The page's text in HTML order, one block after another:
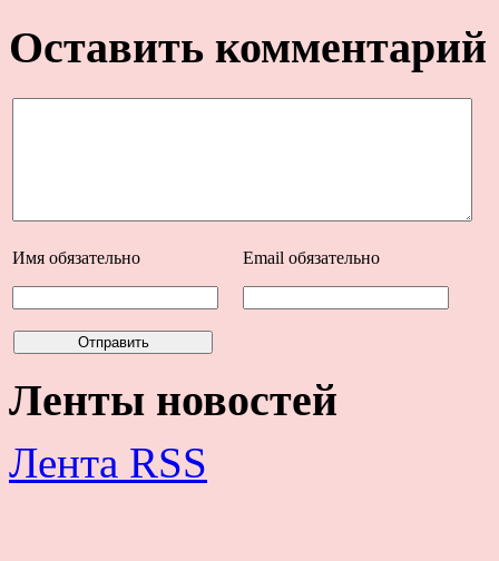
Оставить комментарий
Имя обязательно Email обязательно
Ленты новостей
Лента RSS